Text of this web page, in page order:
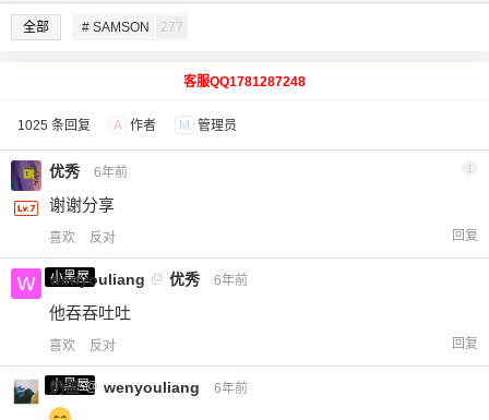
全部 # SAMSON 277
客服QQ1781287248
1025 条回复 A 作者 M 管理员
优秀 6年前
谢谢分享
喜欢 反对 回复
小黑屋
wenyouliang @ 优秀 6年前
他吞吞吐吐
喜欢 反对 回复
小黑屋
奶盖 @ wenyouliang 6年前